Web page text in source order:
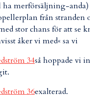
merförsäljning-anda)
från stranden
stor chans för att se
åker vi med« sa vi
så hoppade vi
exalterad.